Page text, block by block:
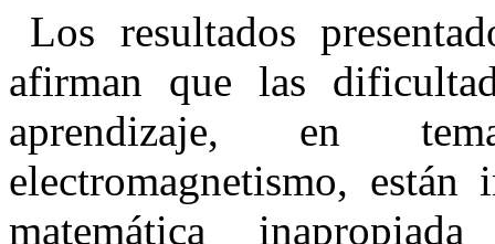
Los resultados
afirman que las
aprendizaje, en
electromagnetismo, están
matemática